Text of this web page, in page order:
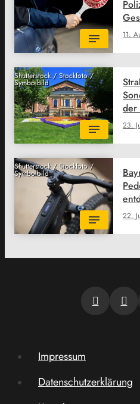
11.
Shutterstock / Stockfoto /
Symbolbild
23.
der
Shutterstock / Stockfoto /
Symbolbild
22.
Impressum
Datenschutzerklärung